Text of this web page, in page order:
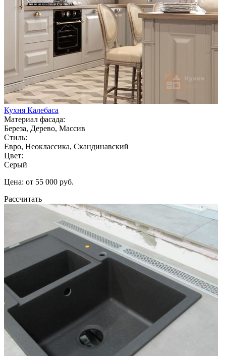
Кухня Калебаса
Материал фасада:
Береза, Дерево, Массив
Стиль:
Евро, Неоклассика, Скандинавский
Цвет:
Серый
Цена: от 55 000 руб.
Рассчитать